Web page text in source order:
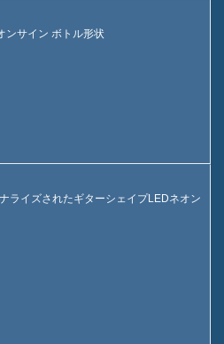
ンサイン ボトル形状
ライズされたギターシェイプLEDネオン